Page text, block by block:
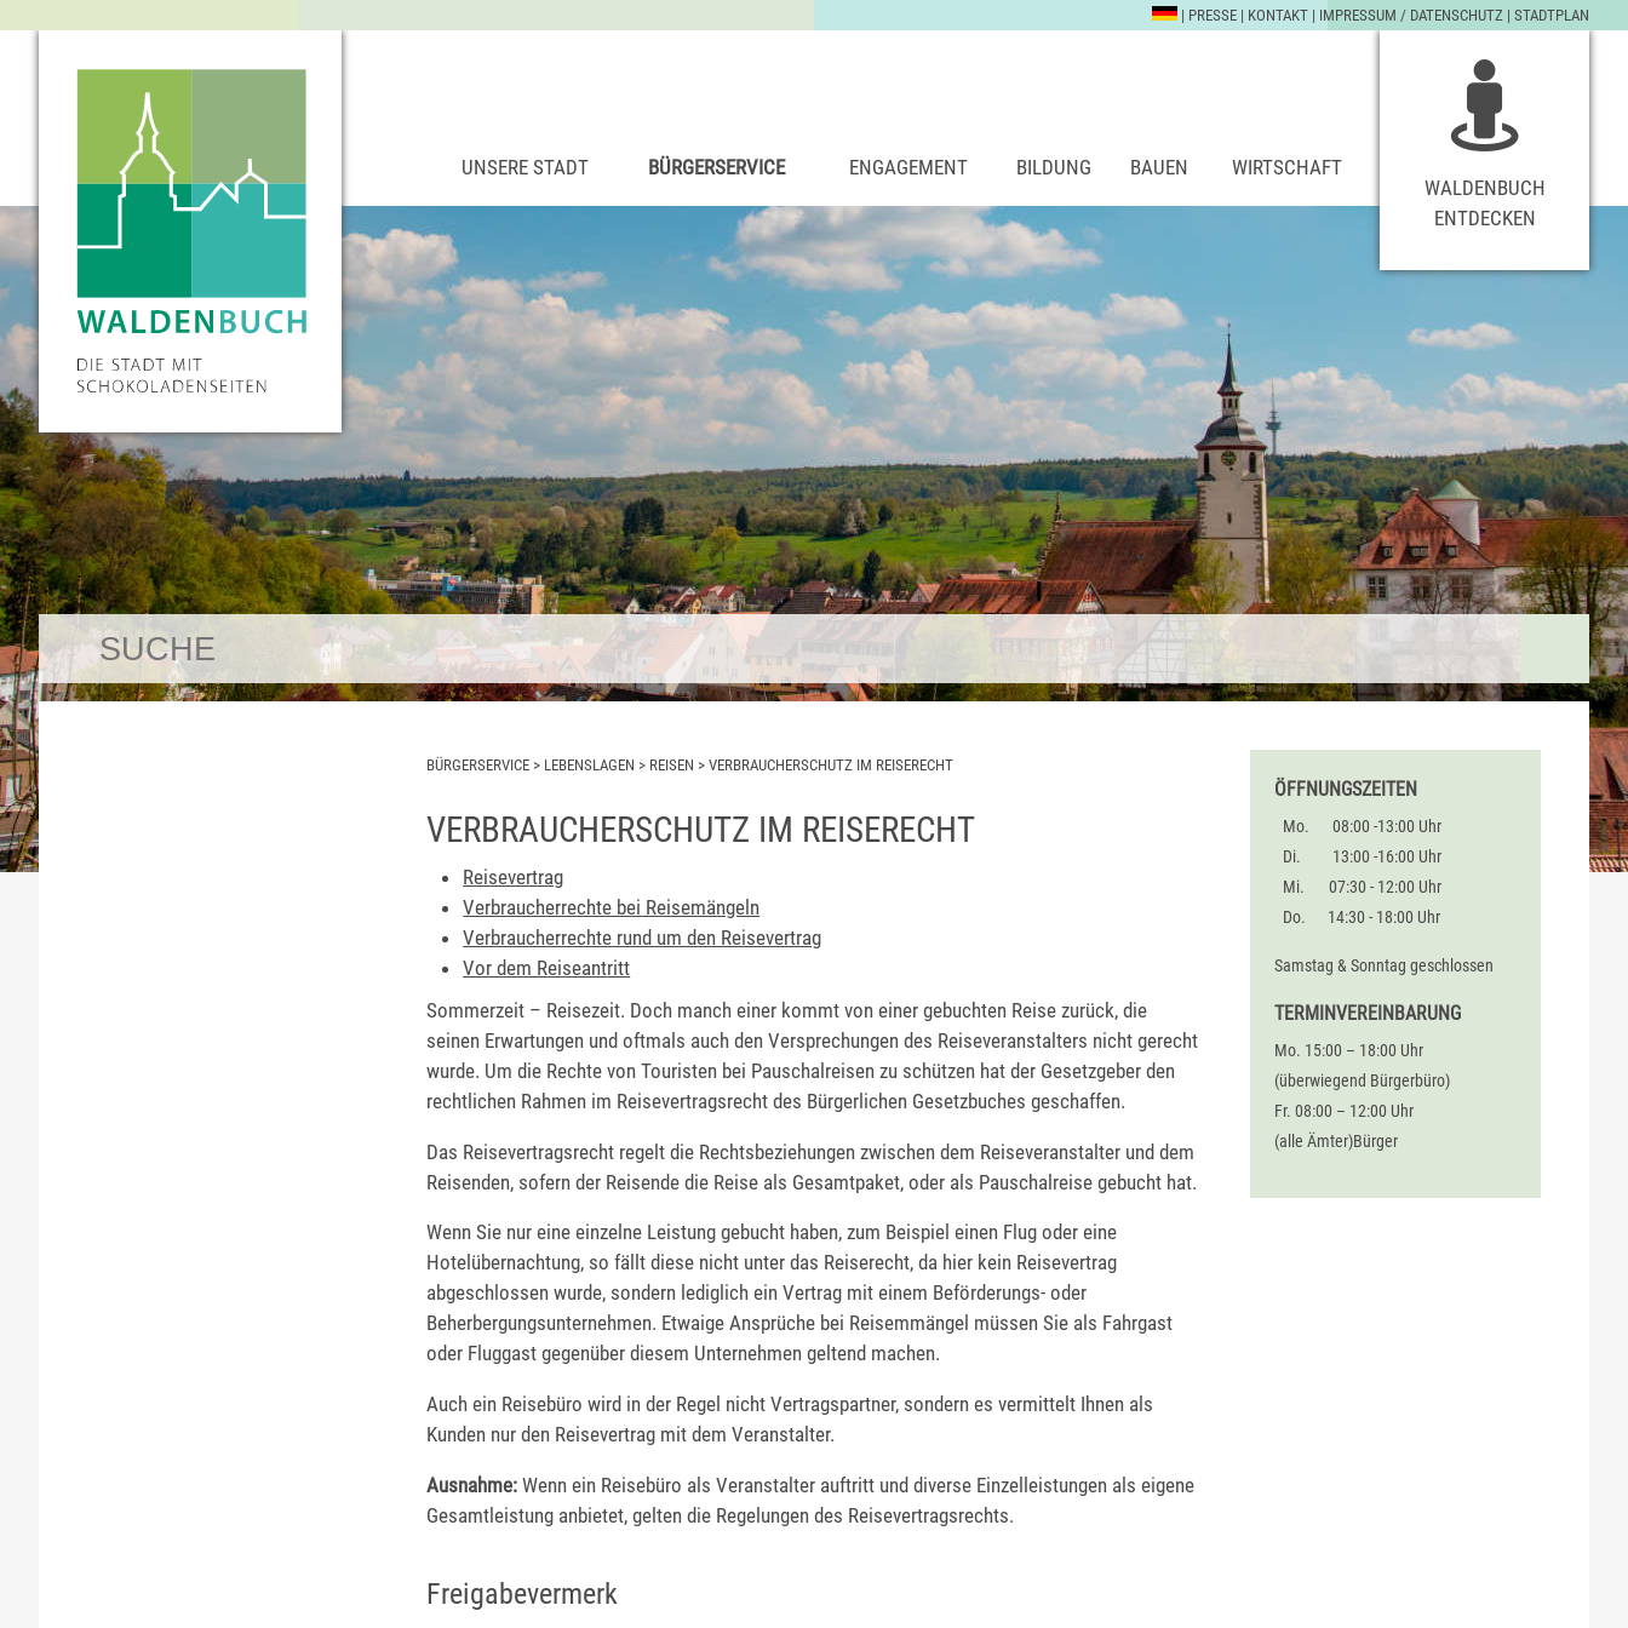
| PRESSE | KONTAKT | IMPRESSUM / DATENSCHUTZ | STADTPLAN
UNSERE STADT BÜRGERSERVICE ENGAGEMENT BILDUNG BAUEN
WIRTSCHAFT
WALDENBUCH
ENTDECKEN
BÜRGERSERVICE > LEBENSLAGEN > REISEN > VERBRAUCHERSCHUTZ IM REISERECHT
VERBRAUCHERSCHUTZ IM REISERECHT
Reisevertrag
Verbraucherrechte bei Reisemängeln
Verbraucherrechte rund um den Reisevertrag
Vor dem Reiseantritt
Sommerzeit – Reisezeit. Doch manch einer kommt von einer gebuchten Reise zurück, die
seinen Erwartungen und oftmals auch den Versprechungen des Reiseveranstalters nicht gerecht
wurde. Um die Rechte von Touristen bei Pauschalreisen zu schützen hat der Gesetzgeber den
rechtlichen Rahmen im Reisevertragsrecht des Bürgerlichen Gesetzbuches geschaffen.
Das Reisevertragsrecht regelt die Rechtsbeziehungen zwischen dem Reiseveranstalter und dem
Reisenden, sofern der Reisende die Reise als Gesamtpaket, oder als Pauschalreise gebucht hat.
Wenn Sie nur eine einzelne Leistung gebucht haben, zum Beispiel einen Flug oder eine
Hotelübernachtung, so fällt diese nicht unter das Reiserecht, da hier kein Reisevertrag
abgeschlossen wurde, sondern lediglich ein Vertrag mit einem Beförderungs- oder
Beherbergungsunternehmen. Etwaige Ansprüche bei Reisemmängel müssen Sie als Fahrgast
oder Fluggast gegenüber diesem Unternehmen geltend machen.
Auch ein Reisebüro wird in der Regel nicht Vertragspartner, sondern es vermittelt Ihnen als
Kunden nur den Reisevertrag mit dem Veranstalter.
Ausnahme: Wenn ein Reisebüro als Veranstalter auftritt und diverse Einzelleistungen als eigene
Gesamtleistung anbietet, gelten die Regelungen des Reisevertragsrechts.
Freigabevermerk
ÖFFNUNGSZEITEN
Mo.
08:00 -13:00 Uhr
Di.
13:00 -16:00 Uhr
Mi.
07:30 - 12:00 Uhr
Do.
14:30 - 18:00 Uhr
Samstag & Sonntag geschlossen
TERMINVEREINBARUNG
Mo. 15:00 – 18:00 Uhr
(überwiegend Bürgerbüro)
Fr. 08:00 – 12:00 Uhr
(alle Ämter)Bürger